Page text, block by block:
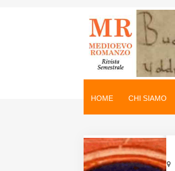
Medioevo Romanzo
HOME CHI SIAMO